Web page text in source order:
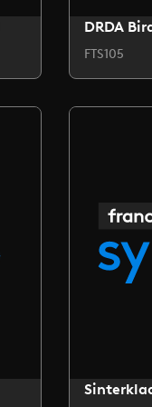
DRDA
FTS105